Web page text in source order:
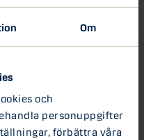
Om
och
personuppgifter
förbättra våra
i tuffa tider, sa Evelina.
syn
kan skala upp,
är lösningen för alla.